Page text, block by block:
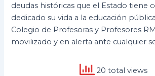
deudas históricas que el Estado tiene
dedicado su vida a la educación
Colegio de Profesoras y Profesores
movilizado y en alerta ante cualquier
20 total views